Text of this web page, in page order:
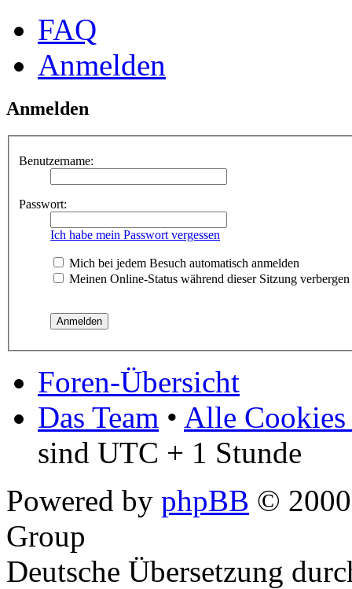
FAQ
Anmelden
Anmelden
Benutzername:
Passwort:
Ich habe mein Passwort vergessen
Mich bei jedem Besuch automatisch anmelden
Meinen Online-Status während dieser Sitzung verbergen
Foren-Übersicht
Das Team • Alle Cookies
sind UTC + 1 Stunde
Powered by phpBB ©
Group
Deutsche Übersetzung